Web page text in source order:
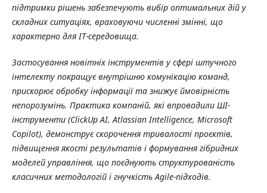
підтримки рішень забезпечують вибір оптимальних дій у
складних ситуаціях, враховуючи численні змінні, що
характерно для ІТ-середовища.
Застосування новітніх інструментів у сфері штучного
інтелекту покращує внутрішню комунікацію команд,
прискорює обробку інформації та знижує ймовірність
непорозумінь. Практика компаній, які впровадили ШІ-
інструменти (ClickUp AI, Atlassian Intelligence, Microsoft
Copilot), демонструє скорочення тривалості проєктів,
підвищення якості результатів і формування гібридних
моделей управління, що поєднують структурованість
класичних методологій і гнучкість Agile-підходів.